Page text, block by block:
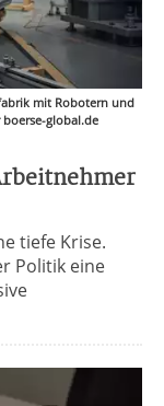
mit Robotern und
global.de
tiefe Krise.
Politik eine